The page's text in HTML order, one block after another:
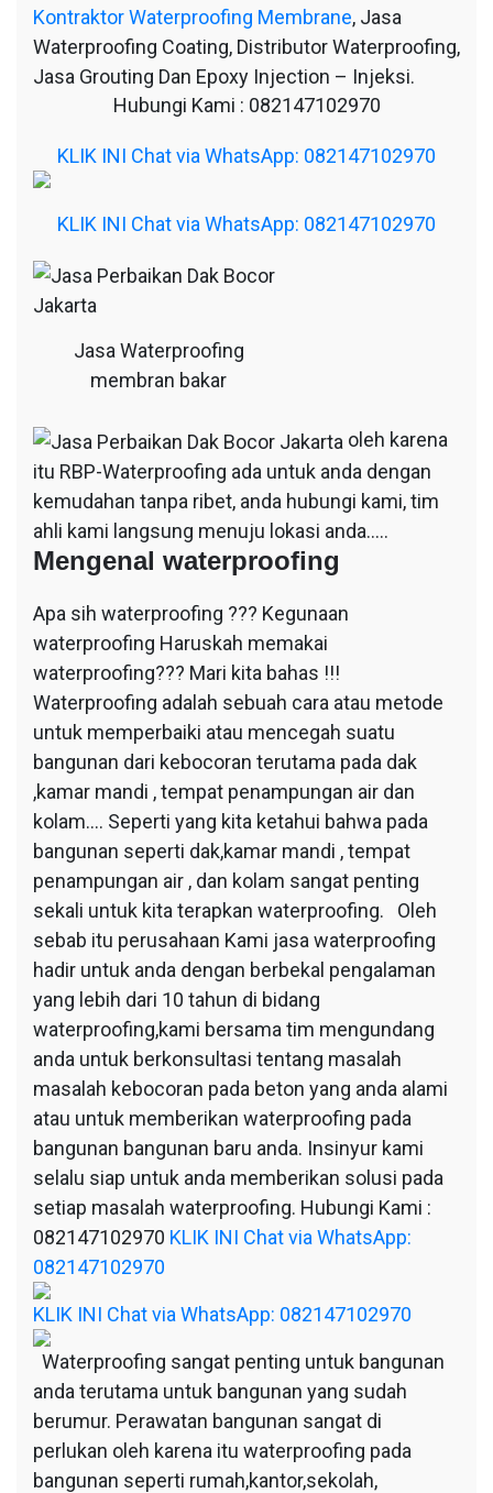
Kontraktor Waterproofing Membrane, Jasa
Waterproofing Coating, Distributor Waterproofing,
Jasa Grouting Dan Epoxy Injection – Injeksi.
Hubungi Kami : 082147102970
KLIK INI Chat via WhatsApp: 082147102970
KLIK INI Chat via WhatsApp: 082147102970
Jasa Waterproofing
membran bakar
oleh karena
itu RBP-Waterproofing ada untuk anda dengan
kemudahan tanpa ribet, anda hubungi kami, tim
ahli kami langsung menuju lokasi anda…..
Mengenal waterproofing
Apa sih waterproofing ??? Kegunaan
waterproofing Haruskah memakai
waterproofing??? Mari kita bahas !!!
Waterproofing adalah sebuah cara atau metode
untuk memperbaiki atau mencegah suatu
bangunan dari kebocoran terutama pada dak
,kamar mandi , tempat penampungan air dan
kolam…. Seperti yang kita ketahui bahwa pada
bangunan seperti dak,kamar mandi , tempat
penampungan air , dan kolam sangat penting
sekali untuk kita terapkan waterproofing. Oleh
sebab itu perusahaan Kami jasa waterproofing
hadir untuk anda dengan berbekal pengalaman
yang lebih dari 10 tahun di bidang
waterproofing,kami bersama tim mengundang
anda untuk berkonsultasi tentang masalah
masalah kebocoran pada beton yang anda alami
atau untuk memberikan waterproofing pada
bangunan bangunan baru anda. Insinyur kami
selalu siap untuk anda memberikan solusi pada
setiap masalah waterproofing. Hubungi Kami :
082147102970 KLIK INI Chat via WhatsApp:
082147102970
KLIK INI Chat via WhatsApp: 082147102970
Waterproofing sangat penting untuk bangunan
anda terutama untuk bangunan yang sudah
berumur. Perawatan bangunan sangat di
perlukan oleh karena itu waterproofing pada
bangunan seperti rumah,kantor,sekolah,